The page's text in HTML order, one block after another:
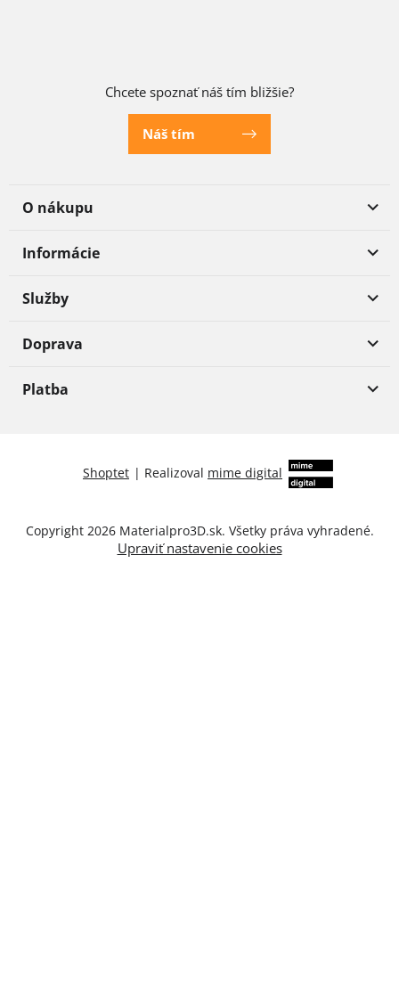
Chcete spoznať náš tím bližšie?
Náš tím
O nákupu
Informácie
Služby
Doprava
Platba
Shoptet | Realizoval mime digital
Copyright 2026 Materialpro3D.sk. Všetky práva vyhradené.
Upraviť nastavenie cookies